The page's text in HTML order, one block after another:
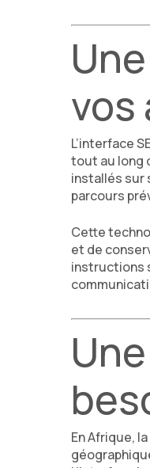
vos
L’interface
tout au long
installés sur
parcours
Cette
et de
instructions
En Afrique, la